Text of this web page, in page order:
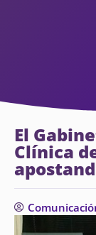
El
Clínica